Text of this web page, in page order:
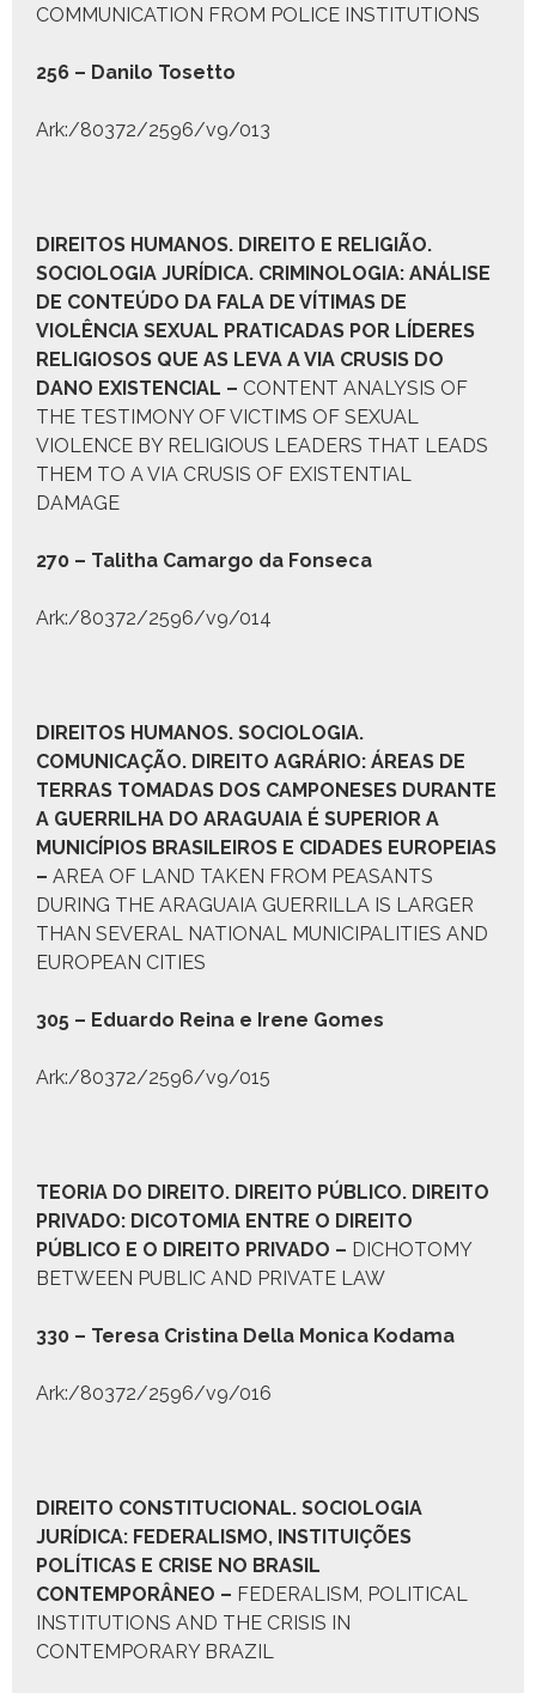
COMMUNICATION FROM POLICE INSTITUTIONS
256 – Dani­lo Toset­to
Ark:/80372/2596/v9/013
DIREITOS HUMANOS. DIREITO E RELIGIÃO.
SOCIOLOGIA JURÍDICA. CRIMINOLOGIA: ANÁLISE
DE CONTEÚDO DA FALA DE VÍTIMAS DE
VIOLÊNCIA SEXUAL PRATICADAS POR LÍDERES
RELIGIOSOS QUE AS LEVA AVIA CRUSIS DO
DANO EXISTENCIAL – CONTENT ANALYSIS OF
THE TESTIMONY OF VICTIMS OF SEXUAL
VIOLENCE BY RELIGIOUS LEADERS THAT LEADS
THEM TO A VIA CRUSIS OF EXISTENTIAL
DAMAGE
270 – Tal­itha Camar­go da Fon­se­ca
Ark:/80372/2596/v9/014
DIREITOS HUMANOS. SOCIOLOGIA.
COMUNICAÇÃO. DIREITO AGRÁRIO: ÁREAS DE
TERRAS TOMADAS DOS CAMPONESES DURANTE
A GUERRILHA DO ARAGUAIA É SUPERIOR A
MUNICÍPIOS BRASILEIROS E CIDADES EUROPEIAS
– AREA OF LAND TAKEN FROM PEASANTS
DURING THE ARAGUAIA GUERRILLA IS LARGER
THAN SEVERAL NATIONAL MUNICIPALITIES AND
EUROPEAN CITIES
305 – Eduar­do Reina e Irene Gomes
Ark:/80372/2596/v9/015
TEORIA DO DIREITO. DIREITO PÚBLICO. DIREITO
PRIVADO: DICOTOMIA ENTRE O DIREITO
PÚBLICO E O DIREITO PRIVADO – DICHOTOMY
BETWEEN PUBLIC AND PRIVATE LAW
330 – Tere­sa Cristi­na Del­la Mon­i­ca Kodama
Ark:/80372/2596/v9/016
DIREITO CONSTITUCIONAL. SOCIOLOGIA
JURÍDICA: FEDERALISMO, INSTITUIÇÕES
POLÍTICAS E CRISE NO BRASIL
CONTEMPORÂNEO – FEDERALISM, POLITICAL
INSTITUTIONS AND THE CRISIS IN
CONTEMPORARY BRAZIL